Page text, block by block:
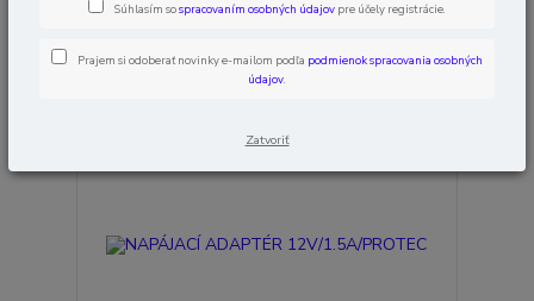
Súhlasím sospracovaním osobných údajov pre účely registrácie.
Prajem si odoberať novinky e-mailom podľa podmienok spracovania osobných
údajov.
Zatvoriť